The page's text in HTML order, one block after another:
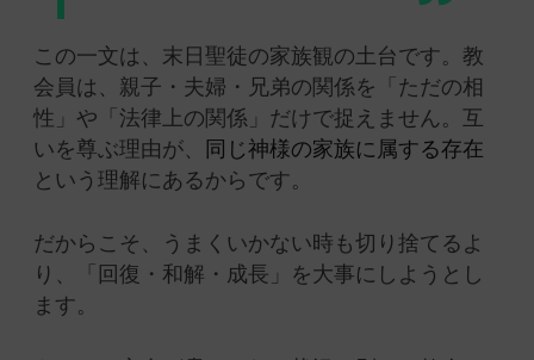
この一文は、末日聖徒の家族観の土台です。教
会員は、親子・夫婦・兄弟の関係を「ただの相
性」や「法律上の関係」だけで捉えません。互
いを尊ぶ理由が、
同じ神様の家族に属する存在
という理解にあるからです。
だからこそ、うまくいかない時も切り捨てるよ
り、「回復・和解・成長」を大事にしようとし
ます。